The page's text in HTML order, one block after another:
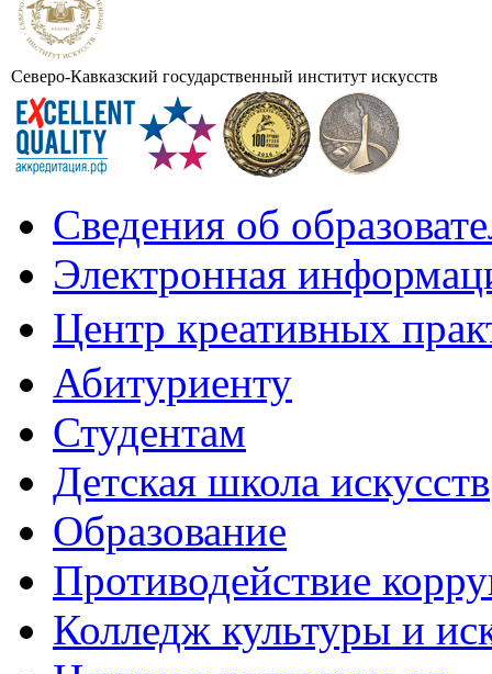
Северо-Кавказский государственный институт искусств
Сведения об
Электронная
Центр креативных
Абитуриенту
Студентам
Детская школа искусств
Образование
Противодействие
Колледж культуры и